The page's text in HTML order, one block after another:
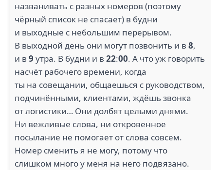
названивать с разных номеров (поэтому
чёрный список не спасает) в будни
и выходные с небольшим перерывом.
В выходной день они могут позвонить и в 8,
и в 9 утра. В будни и в 22:00. А что уж говорить
насчёт рабочего времени, когда
ты на совещании, общаешься с руководством,
подчинёнными, клиентами, ждёшь звонка
от логистики… Они долбят целыми днями.
Ни вежливые слова, ни откровенное
посылание не помогает от слова совсем.
Номер сменить я не могу, потому что
слишком много у меня на него подвязано.